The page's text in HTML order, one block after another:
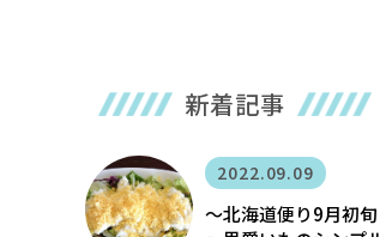
新着記事
2022.09.09
〜北海道便り9月初旬